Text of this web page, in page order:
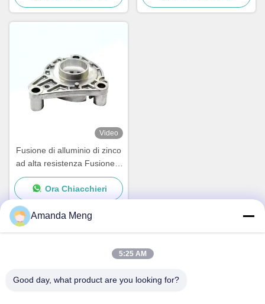
Video
Fusione di alluminio di zinco
ad alta resistenza Fusione a
fuso in lega di alluminio
galvanizzato
Ora Chiacchieri
Indirizzo
Amanda Meng
5:25 AM
Good day, what product are you looking for?